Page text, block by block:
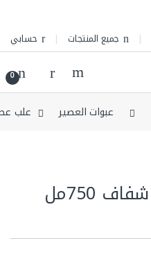
جميع المنتجات حسابي
0
عبوات العصير علب عصير
علب عصير مستطيل شفاف 750مل